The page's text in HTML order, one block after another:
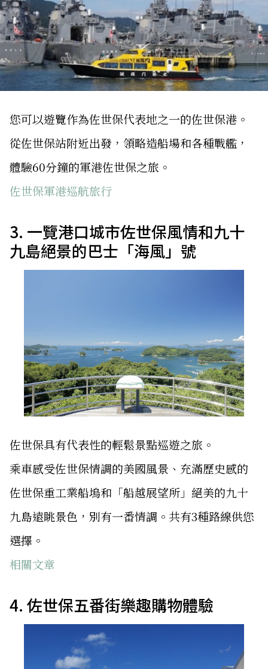
您可以遊覽作為佐世保代表地之一的佐世保港。
從佐世保站附近出發，領略造船場和各種戰艦，
體驗60分鐘的軍港佐世保之旅。
佐世保軍港巡航旅行
3. 一覽港口城市佐世保風情和九十
九島絕景的巴士「海風」號
佐世保具有代表性的輕鬆景點巡遊之旅。
乘車感受佐世保情調的美國風景、充滿歷史感的
佐世保重工業船塢和「船越展望所」絕美的九十
九島遠眺景色，別有一番情調。共有3種路線供您
選擇。
相關文章
4. 佐世保五番街樂趣購物體驗